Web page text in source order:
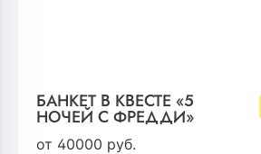
БАНКЕТ В КВЕСТЕ «5
НОЧЕЙ С ФРЕДДИ»
от 40000 руб.